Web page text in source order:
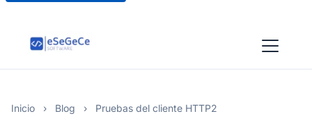
Inicio › Blog › Pruebas del cliente HTTP2